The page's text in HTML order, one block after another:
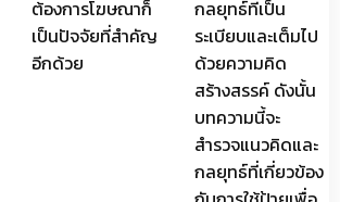
ต้องการโฆษณาก็
เป็นปัจจัยที่สำคัญ
อีกด้วย
กลยุทธ์ที่เป็น
ระเบียบและเต็มไป
ด้วยความคิด
สร้างสรรค์ ดังนั้น
บทความนี้จะ
สำรวจแนวคิดและ
กลยุทธ์ที่เกี่ยวข้อง